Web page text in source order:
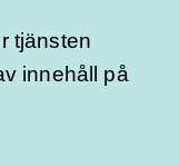
tjänsten
innehåll på